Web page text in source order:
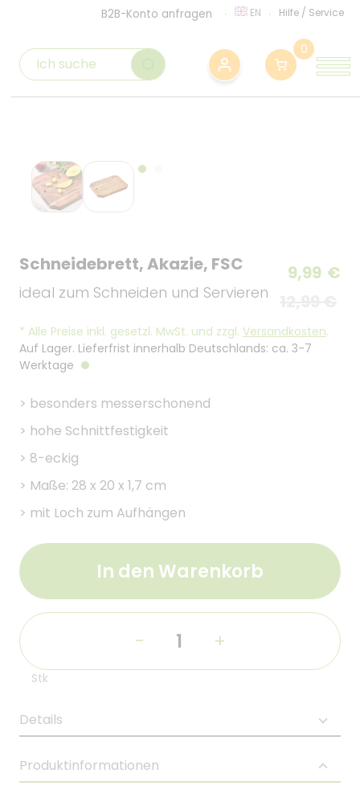
B2B-Konto anfragen EN Hilfe / Service
0
Schneidebrett, Akazie, FSC
ideal zum Schneiden und Servieren
9,99 €
* Alle Preise inkl. gesetzl. MwSt. und zzgl. Versandkosten.
Auf Lager. Lieferfrist innerhalb Deutschlands: ca. 3-7
Werktage
> besonders messerschonend
> hohe Schnittfestigkeit
> 8-eckig
> Maße: 28 x 20 x 1,7 cm
> mit Loch zum Aufhängen
In den Warenkorb
- +
Stk
Details
Produktinformationen